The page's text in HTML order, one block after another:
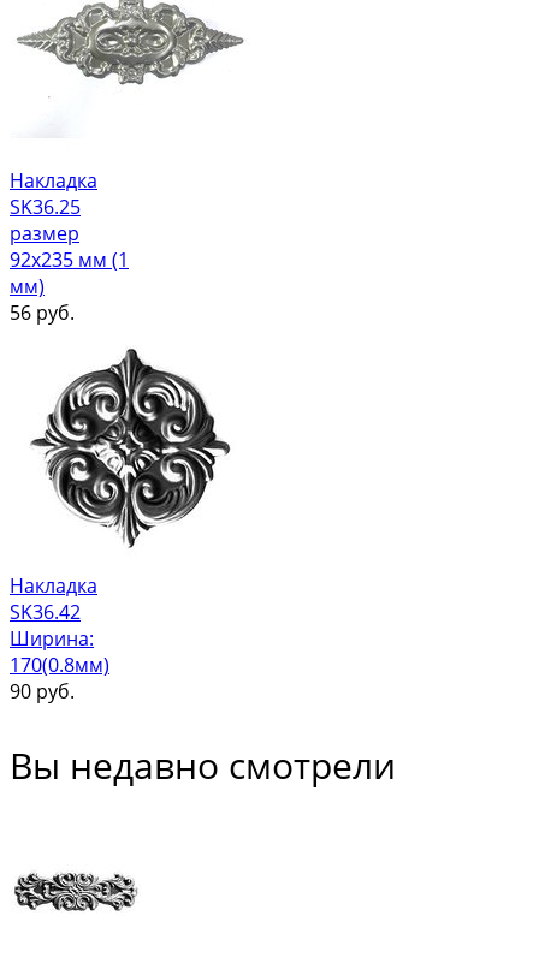
Накладка
SK36.25
размер
92х235 мм (1
мм)
56 руб.
Накладка
SK36.42
Ширина:
170(0.8мм)
90 руб.
Вы недавно смотрели